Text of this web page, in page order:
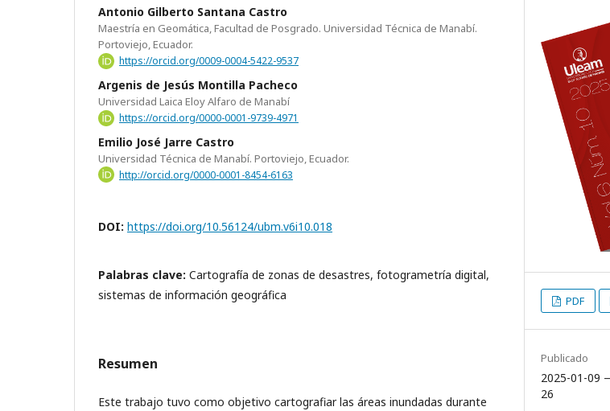
Antonio Gilberto Santana Castro
Maestría en Geomática, Facultad de Posgrado. Universidad Técnica de Manabí.
Portoviejo, Ecuador.
https://orcid.org/0009-0004-5422-9537
Argenis de Jesús Montilla Pacheco
Universidad Laica Eloy Alfaro de Manabí
https://orcid.org/0000-0001-9739-4971
Emilio José Jarre Castro
Universidad Técnica de Manabí. Portoviejo, Ecuador.
http://orcid.org/0000-0001-8454-6163
DOI: https://doi.org/10.56124/ubm.v6i10.018
Palabras clave: Cartografía de zonas de desastres, fotogrametría digital,
sistemas de información geográfica
Resumen
Este trabajo tuvo como objetivo cartografiar las áreas inundadas durante
PDF
Publicado
2025-01-09
26